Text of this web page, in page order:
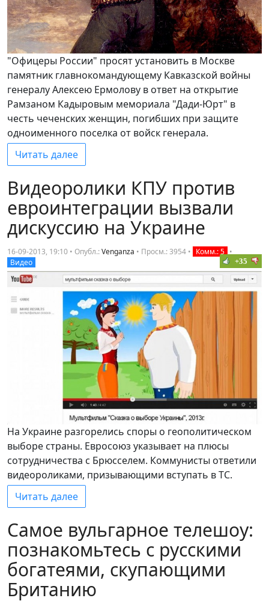
"Офицеры России" просят установить в Москве
памятник главнокомандующему Кавказской войны
генералу Алексею Ермолову в ответ на открытие
Рамзаном Кадыровым мемориала "Дади-Юрт" в
честь чеченских женщин, погибших при защите
одноименного поселка от войск генерала.
Читать далее
Видеоролики КПУ против
евроинтеграции вызвали
дискуссию на Украине
16-09-2013, 19:10 • Опубл.:Venganza • Просм.: 3954 • Комм.: 5 •
Видео
+35
На Украине разгорелись споры о геополитическом
выборе страны. Евросоюз указывает на плюсы
сотрудничества с Брюсселем. Коммунисты ответили
видеороликами, призывающими вступать в ТС.
Читать далее
Самое вульгарное телешоу:
познакомьтесь с русскими
богатеями, скупающими
Британию